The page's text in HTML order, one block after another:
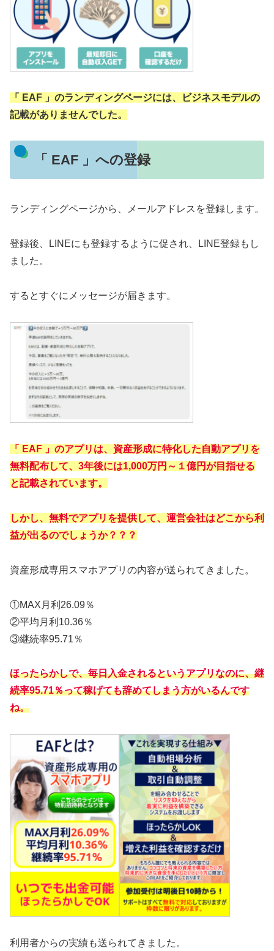
「 EAF 」のランディングページには、ビジネスモデルの
記載がありませんでした。
「 EAF 」への登録
ランディングページから、メールアドレスを登録します。
登録後、LINEにも登録するように促され、LINE登録もし
ました。
するとすぐにメッセージが届きます。
「 EAF 」のアプリは、資産形成に特化した自動アプリを
無料配布して、3年後には1,000万円～１億円が目指せる
と記載されています。
しかし、無料でアプリを提供して、運営会社はどこから利
益が出るのでしょうか？？？
資産形成専用スマホアプリの内容が送られてきました。
①MAX月利26.09％
②平均月利10.36％
③継続率95.71％
ほったらかしで、毎日入金されるというアプリなのに、継
続率95.71％って稼げても辞めてしまう方がいるんです
ね。
利用者からの実績も送られてきました。